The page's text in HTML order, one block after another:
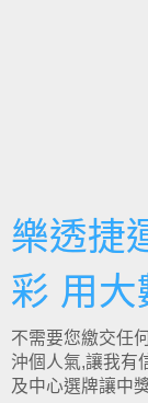
樂透捷
彩 用大
不需要您繳交任
沖個人氣,讓我有
及中心選牌讓中